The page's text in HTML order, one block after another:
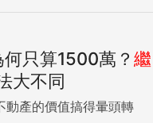
只算1500萬？ 繼
大不同
動產的價值搞得暈頭轉